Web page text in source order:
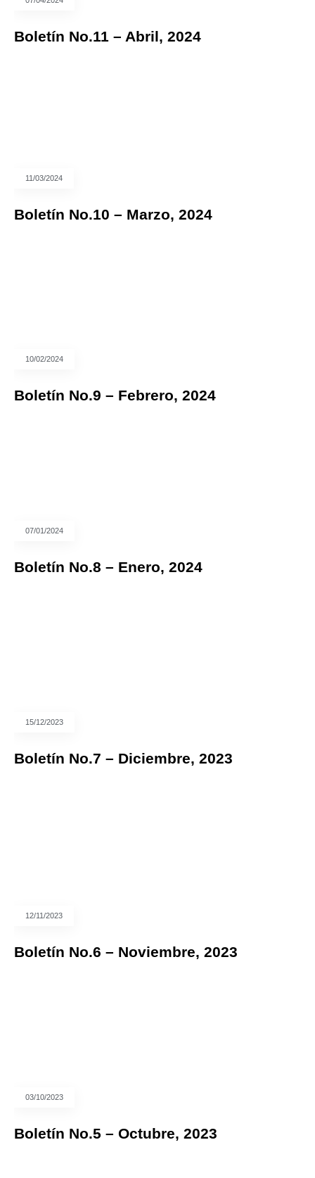
Boletín No.11 – Abril, 2024
11/03/2024
Boletín No.10 – Marzo, 2024
10/02/2024
Boletín No.9 – Febrero, 2024
07/01/2024
Boletín No.8 – Enero, 2024
15/12/2023
Boletín No.7 – Diciembre, 2023
12/11/2023
Boletín No.6 – Noviembre, 2023
03/10/2023
Boletín No.5 – Octubre, 2023